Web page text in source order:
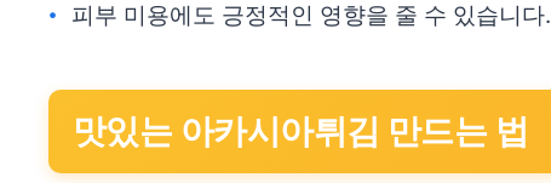
피부 미용에도 긍정적인 영향을 줄 수 있습니다.
맛있는 아카시아튀김 만드는 법